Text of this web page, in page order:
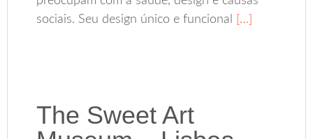
sociais. Seu design único e funcional
[…]
The Sweet Art